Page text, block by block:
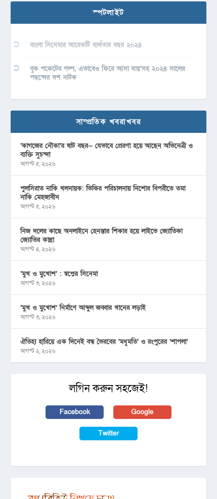
স্পটলাইট
বাংলা সিনেমার আরেকটি ব্যর্থতার বছর ২০২৪
বুক পকেটের গল্প, এভাবেও ফিরে আসা যায়’সহ ২০২৪ সালের
পছন্দের দশ নাটক
সাম্প্রতিক খবরাখবর
‘কাগজের নৌকা’র ষাট বছর— যেভাবে প্রেরণা হয়ে আছেন অভিনেত্রী ও
ব্যক্তি সুচন্দা
আগস্ট ৫, ২০২৬
পুলসিরাত নাকি খলনায়ক: ভিকির পরিচালনায় নিশোর বিপরীতে তমা
নাকি মেহজাবীন
আগস্ট ৫, ২০২৬
নিজ দলের কাছে অনলাইনে হেনস্তার শিকার হয়ে লাইভে জ্যোতিকা
জ্যোতির কান্না
আগস্ট ৪, ২০২৬
‘মুখ ও মু্খোশ’ : স্বপ্নের সিনেমা
আগস্ট ৩, ২০২৬
‘মুখ ও মুখোশ’ নির্মাণে আব্দুল জব্বার খানের লড়াই
আগস্ট ৩, ২০২৬
ঐতিহ্য হারিয়ে এক দিনেই বন্ধ ভৈরবের ‘মধুমতি’ ও রংপুরের ‘শাপলা’
আগস্ট ২, ২০২৬
লগিন করুন সহজেই!
Facebook Google
Twitter